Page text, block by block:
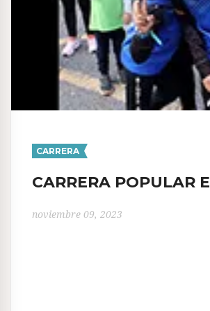
CARRERA
CARRERA POPULAR
noviembre 09, 2023